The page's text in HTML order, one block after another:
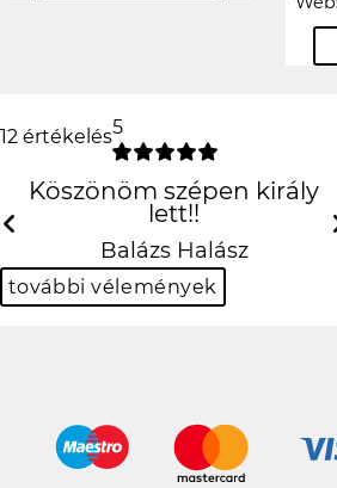
12 értékelés5
Köszönöm szépen
Balázs Halász